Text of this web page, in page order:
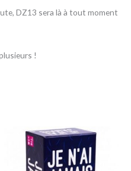
DZ13 sera là à tout moment
!